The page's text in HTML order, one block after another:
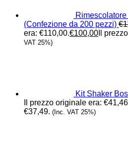
(Confezione da 200 pezzi) €
era: €110,00.€100,00 Il
VAT 25%)
Kit Shaker
Il prezzo originale era:
€37,49. (Inc. VAT 25%)